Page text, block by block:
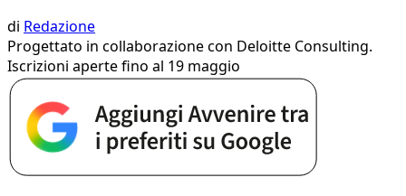
di Redazione
Progettato in collaborazione con Deloitte Consulting.
Iscrizioni aperte fino al 19 maggio